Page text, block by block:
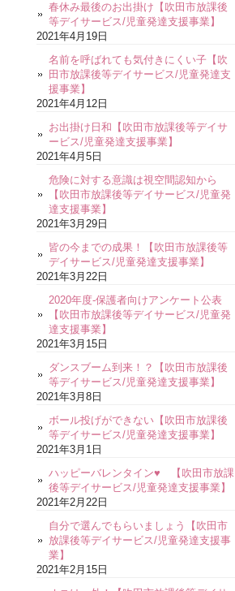
春休み最後のお出掛け【吹田市放課後
等デイサービス/児童発達支援事業】
2021年4月19日
名前を呼ばれても気付きにくい子【吹
田市放課後等デイサービス/児童発達支
援事業】
2021年4月12日
お出掛け日和【吹田市放課後等デイサ
ービス/児童発達支援事業】
2021年4月5日
危険に対する意識は視空間認知から
【吹田市放課後等デイサービス/児童発
達支援事業】
2021年3月29日
皆の今までの成果！【吹田市放課後等
デイサービス/児童発達支援事業】
2021年3月22日
2020年度-保護者向けアンケート公表
【吹田市放課後等デイサービス/児童発
達支援事業】
2021年3月15日
ダンスブーム到来！？【吹田市放課後
等デイサービス/児童発達支援事業】
2021年3月8日
ボール投げができない【吹田市放課後
等デイサービス/児童発達支援事業】
2021年3月1日
ハッピーバレンタイン♥ 【吹田市放課
後等デイサービス/児童発達支援事業】
2021年2月22日
自分で選んでもらいましょう【吹田市
放課後等デイサービス/児童発達支援事
業】
2021年2月15日